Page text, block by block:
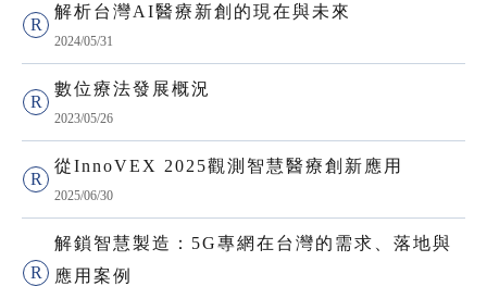
解析台灣AI醫療新創的現在與未來
2024/05/31
數位療法發展概況
2023/05/26
從InnoVEX 2025觀測智慧醫療創新應用
2025/06/30
解鎖智慧製造：5G專網在台灣的需求、落地與
應用案例